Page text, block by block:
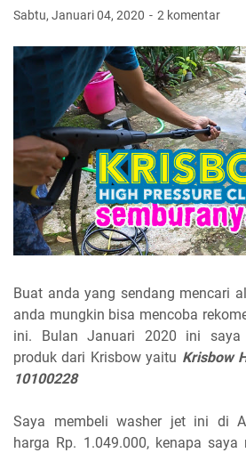
Sabtu, Januari 04, 2020 2 komentar
Buat anda yang sendang mencari
anda mungkin bisa mencoba
ini. Bulan Januari 2020 ini saya
produk dari Krisbow yaitu Krisbow
10100228
Saya membeli washer jet ini di
harga Rp. 1.049.000, kenapa saya